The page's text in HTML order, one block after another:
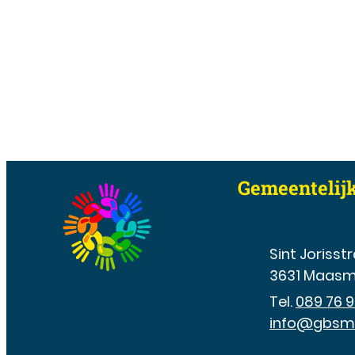
Contact &
AdresSint
,3631
089 76
E-mail
info@